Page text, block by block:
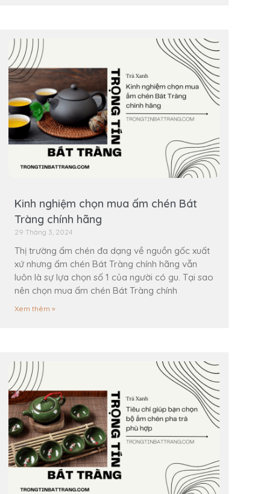
Kinh nghiệm chọn mua ấm chén Bát
Tràng chính hãng
29 Tháng 3, 2024
Thị trường ấm chén đa dạng về nguồn gốc xuất
xứ nhưng ấm chén Bát Tràng chính hãng vẫn
luôn là sự lựa chọn số 1 của người có gu. Tại sao
nên chọn mua ấm chén Bát Tràng chính
Xem thêm »